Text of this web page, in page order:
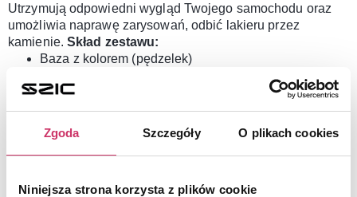
Zgoda Szczegóły O plikach cookies
Niniejsza strona korzysta z plików cookie
Utrzymują odpowiedni wygląd Twojego samochodu oraz
umożliwia naprawę zarysowań, odbić lakieru przez
kamienie. Skład zestawu:
Baza z kolorem (pędzelek)
Sposób użycia:
Najpierw należy oczyścić powierzchnię
później odtłuszczanie i nałożenie koloru. Po około 1-2
godzinach nakładamy lakier bezbarwny. Wystarczy, że w
uwagach do zamówienia wpiszesz kod koloru lub nr
nadwozia (VIN) Twojego samochodu.